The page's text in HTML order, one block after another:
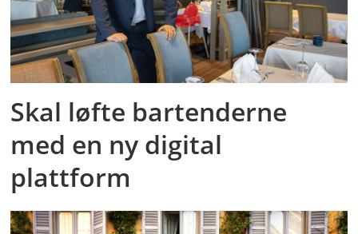
Skal løfte bartenderne
med en ny digital
plattform